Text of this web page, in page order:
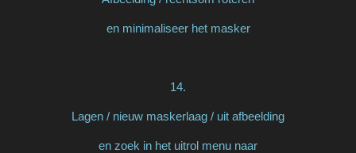
en minimaliseer het masker
14.
Lagen / nieuw maskerlaag / uit afbeelding
en zoek in het uitrol menu naar